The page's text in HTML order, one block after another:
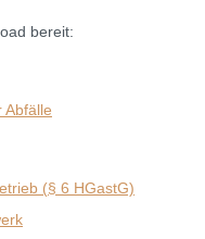
bereit:
Abfälle
(§ 6 HGastG)